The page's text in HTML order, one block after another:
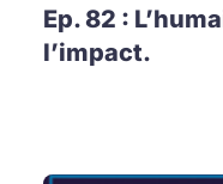
Ep. 82 :
l’impact.